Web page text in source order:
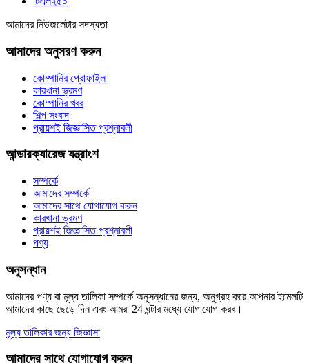
আমাদের নিউজলেটার সদস্যতা
আমাদের অনুসরণ করুন
কোম্পানির প্রোফাইল
কারখানা ভ্রমণ
কোম্পানির খবর
শিল্প সংবাদ
প্রায়শই জিজ্ঞাসিত প্রশ্নাবলী
আন্ডারক্যারেজ যন্ত্রাংশ
সম্পর্কে
আমাদের সম্পর্কে
আমাদের সাথে যোগাযোগ করুন
কারখানা ভ্রমণ
প্রায়শই জিজ্ঞাসিত প্রশ্নাবলী
পণ্য
অনুসন্ধান
আমাদের পণ্য বা মূল্য তালিকা সম্পর্কে অনুসন্ধানের জন্য, অনুগ্রহ করে আপনার ইমেলটি
আমাদের কাছে ছেড়ে দিন এবং আমরা 24 ঘন্টার মধ্যে যোগাযোগ করব।
মূল্য তালিকার জন্য জিজ্ঞাসা
আমাদের সাথে যোগাযোগ করুন